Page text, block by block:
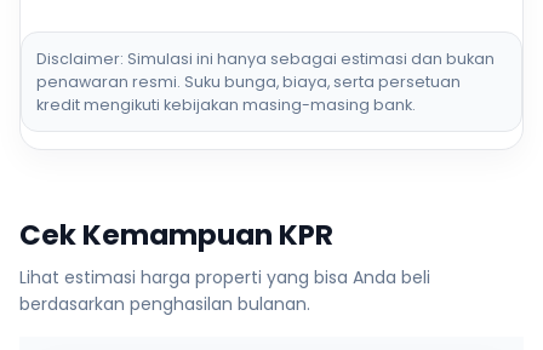
Disclaimer: Simulasi ini hanya sebagai estimasi dan bukan
penawaran resmi. Suku bunga, biaya, serta persetuan
kredit mengikuti kebijakan masing-masing bank.
Cek Kemampuan KPR
Lihat estimasi harga properti yang bisa Anda beli
berdasarkan penghasilan bulanan.